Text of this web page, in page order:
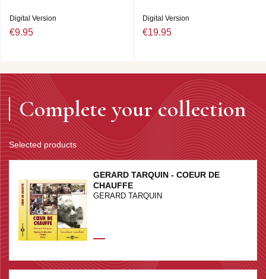
Digital Version
€9.95
Digital Version
€19.95
Complete your collection
Selected products
GERARD TARQUIN - COEUR DE
CHAUFFE
GERARD TARQUIN